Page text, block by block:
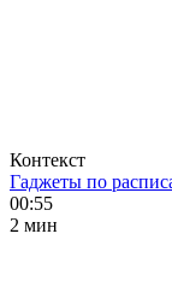
Контекст
Гаджеты по
00:55
2 мин